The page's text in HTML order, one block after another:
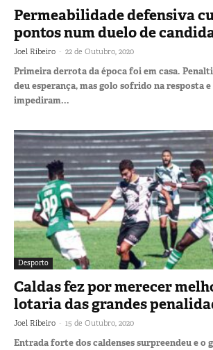
Permeabilidade defensiva
pontos num duelo de
Joel Ribeiro - 22 de Outubro, 2020
Primeira derrota da época foi em casa.
deu esperança, mas golo sofrido na resposta
impediram...
Desporto
Caldas fez por merecer
lotaria das grandes
Joel Ribeiro - 15 de Outubro, 2020
Entrada forte dos caldenses surpreendeu e o